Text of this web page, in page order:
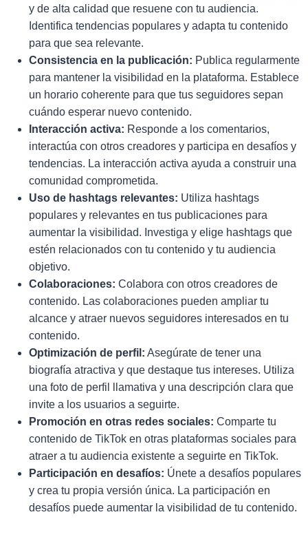
y de alta calidad que resuene con tu audiencia.
Identifica tendencias populares y adapta tu contenido
para que sea relevante.
Consistencia en la publicación: Publica regularmente
para mantener la visibilidad en la plataforma. Establece
un horario coherente para que tus seguidores sepan
cuándo esperar nuevo contenido.
Interacción activa: Responde a los comentarios,
interactúa con otros creadores y participa en desafíos y
tendencias. La interacción activa ayuda a construir una
comunidad comprometida.
Uso de hashtags relevantes: Utiliza hashtags
populares y relevantes en tus publicaciones para
aumentar la visibilidad. Investiga y elige hashtags que
estén relacionados con tu contenido y tu audiencia
objetivo.
Colaboraciones: Colabora con otros creadores de
contenido. Las colaboraciones pueden ampliar tu
alcance y atraer nuevos seguidores interesados en tu
contenido.
Optimización de perfil: Asegúrate de tener una
biografía atractiva y que destaque tus intereses. Utiliza
una foto de perfil llamativa y una descripción clara que
invite a los usuarios a seguirte.
Promoción en otras redes sociales: Comparte tu
contenido de TikTok en otras plataformas sociales para
atraer a tu audiencia existente a seguirte en TikTok.
Participación en desafíos: Únete a desafíos populares
y crea tu propia versión única. La participación en
desafíos puede aumentar la visibilidad de tu contenido.